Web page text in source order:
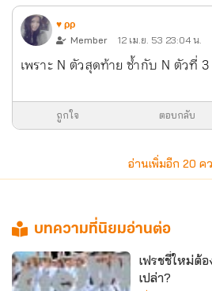
♥ ρρ
Member
12 เม.ย. 53 23:04 น.
เพราะ N ตัวสุดท้าย ซ้ำกับ N ตัวที่ 3
ถูกใจ ตอบกลับ
อ่านเพิ่มอีก 20 ค
บทความที่นิยมอ่านต่อ
เฟรชชี่ใหม่ต้อ
เปล่า?